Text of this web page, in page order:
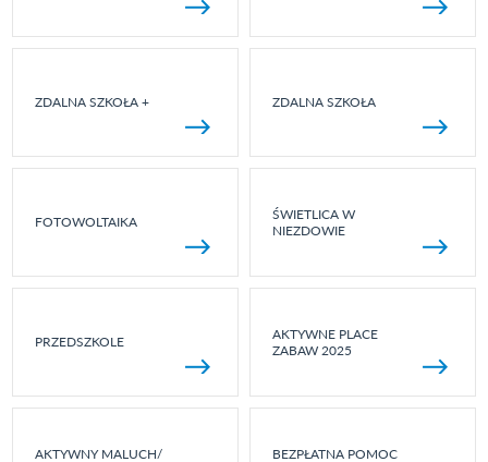
ZDALNA SZKOŁA + ZDALNA SZKOŁA
FOTOWOLTAIKA
ŚWIETLICA W
NIEZDOWIE
PRZEDSZKOLE
AKTYWNE PLACE
ZABAW 2025
AKTYWNY MALUCH/
BEZPŁATNA POMOC